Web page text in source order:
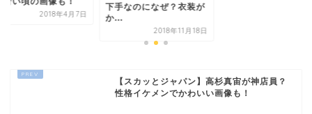
2018年4月7日
下手なのになぜ？衣装が
か...
2018年11月18日
【スカッとジャパン】高杉真宙が神店員？
性格イケメンでかわいい画像も！